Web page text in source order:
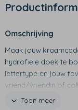
Omschrijving
Maak jouw
hydrofiele doek te
lettertype en jouw
vriend/vriendin of
Toon meer